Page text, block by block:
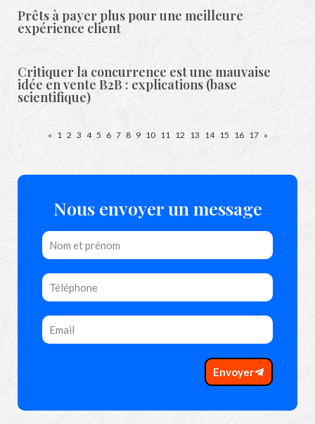
Prêts à payer plus pour une meilleure
expérience client
Critiquer la concurrence est une mauvaise
idée en vente B2B : explications (base
scientifique)
« 1 2 3 4 5 6 7 8 9 10 11 12 13 14 15 16 17 »
Nous envoyer un message
Envoyer